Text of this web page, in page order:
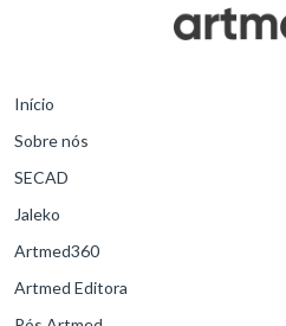
Início
Sobre nós
SECAD
Jaleko
Artmed360
Artmed Editora